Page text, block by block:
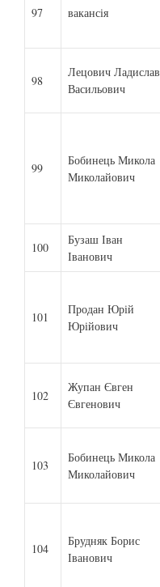
97 вакансія
98
Лецович Ладислав
Васильович
99
Бобинець Микола
Миколайович
100
Бузаш Іван
Іванович
101
Продан Юрій
Юрійович
102
Жупан Євген
Євгенович
103
Бобинець Микола
Миколайович
104
Брудняк Борис
Іванович